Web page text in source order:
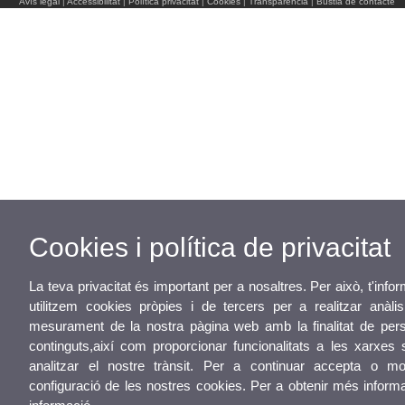
Cookies i política de privacitat
La teva privacitat és important per a nosaltres. Per això,
utilitzem cookies pròpies i de tercers per a realitzar
mesurament de la nostra pàgina web amb la finalitat de
continguts,així com proporcionar funcionalitats a les xarxes
analitzar el nostre trànsit. Per a continuar accepta o
configuració de les nostres cookies. Per a obtenir més